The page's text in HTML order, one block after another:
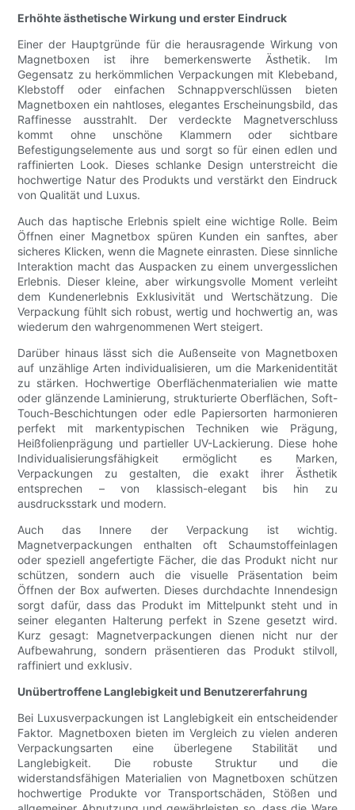
Erhöhte ästhetische Wirkung und erster Eindruck
Einer der Hauptgründe für die herausragende Wirkung von
Magnetboxen ist ihre bemerkenswerte Ästhetik. Im
Gegensatz zu herkömmlichen Verpackungen mit Klebeband,
Klebstoff oder einfachen Schnappverschlüssen bieten
Magnetboxen ein nahtloses, elegantes Erscheinungsbild, das
Raffinesse ausstrahlt. Der verdeckte Magnetverschluss
kommt ohne unschöne Klammern oder sichtbare
Befestigungselemente aus und sorgt so für einen edlen und
raffinierten Look. Dieses schlanke Design unterstreicht die
hochwertige Natur des Produkts und verstärkt den Eindruck
von Qualität und Luxus.
Auch das haptische Erlebnis spielt eine wichtige Rolle. Beim
Öffnen einer Magnetbox spüren Kunden ein sanftes, aber
sicheres Klicken, wenn die Magnete einrasten. Diese sinnliche
Interaktion macht das Auspacken zu einem unvergesslichen
Erlebnis. Dieser kleine, aber wirkungsvolle Moment verleiht
dem Kundenerlebnis Exklusivität und Wertschätzung. Die
Verpackung fühlt sich robust, wertig und hochwertig an, was
wiederum den wahrgenommenen Wert steigert.
Darüber hinaus lässt sich die Außenseite von Magnetboxen
auf unzählige Arten individualisieren, um die Markenidentität
zu stärken. Hochwertige Oberflächenmaterialien wie matte
oder glänzende Laminierung, strukturierte Oberflächen, Soft-
Touch-Beschichtungen oder edle Papiersorten harmonieren
perfekt mit markentypischen Techniken wie Prägung,
Heißfolienprägung und partieller UV-Lackierung. Diese hohe
Individualisierungsfähigkeit ermöglicht es Marken,
Verpackungen zu gestalten, die exakt ihrer Ästhetik
entsprechen – von klassisch-elegant bis hin zu
ausdrucksstark und modern.
Auch das Innere der Verpackung ist wichtig.
Magnetverpackungen enthalten oft Schaumstoffeinlagen
oder speziell angefertigte Fächer, die das Produkt nicht nur
schützen, sondern auch die visuelle Präsentation beim
Öffnen der Box aufwerten. Dieses durchdachte Innendesign
sorgt dafür, dass das Produkt im Mittelpunkt steht und in
seiner eleganten Halterung perfekt in Szene gesetzt wird.
Kurz gesagt: Magnetverpackungen dienen nicht nur der
Aufbewahrung, sondern präsentieren das Produkt stilvoll,
raffiniert und exklusiv.
Unübertroffene Langlebigkeit und Benutzererfahrung
Bei Luxusverpackungen ist Langlebigkeit ein entscheidender
Faktor. Magnetboxen bieten im Vergleich zu vielen anderen
Verpackungsarten eine überlegene Stabilität und
Langlebigkeit. Die robuste Struktur und die
widerstandsfähigen Materialien von Magnetboxen schützen
hochwertige Produkte vor Transportschäden, Stößen und